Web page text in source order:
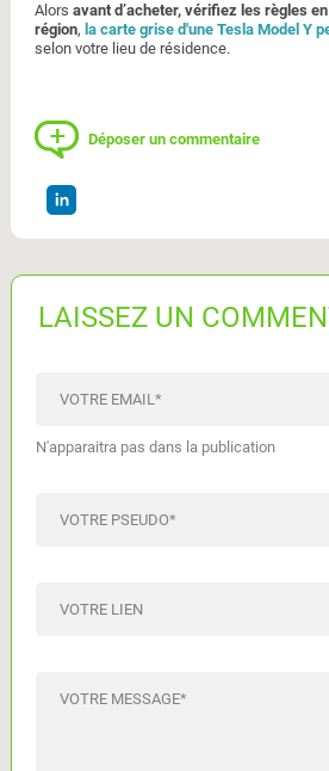
Alors avant d’acheter, vérifiez les règles
région, la carte grise d'une Tesla Model Y
selon votre lieu de résidence.
Déposer un commentaire
LAISSEZ UN
VOTRE EMAIL*
N'apparaitra pas dans la publication
VOTRE PSEUDO*
VOTRE LIEN
VOTRE MESSAGE*